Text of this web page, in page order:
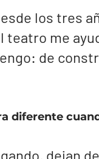
los tres
teatro me
de
diferente
dejan